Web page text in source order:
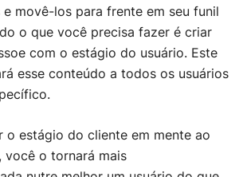
e movê-los para frente em seu funil
o que você precisa fazer é criar
com o estágio do usuário. Este
esse conteúdo a todos os usuários
o estágio do cliente em mente ao
o tornará mais